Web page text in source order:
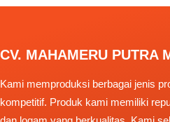
CV. MAHAMERU PUTRA
Kami memproduksi berbagai jenis
kompetitif. Produk kami memiliki